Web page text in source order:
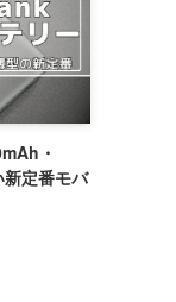
・
定番モバ